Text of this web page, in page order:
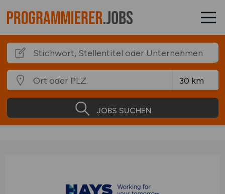
JOBS SUCHEN